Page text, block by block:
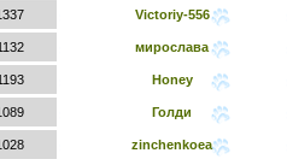
Victoriy-556
мирослава
Honey
Голди
zinchenkoea